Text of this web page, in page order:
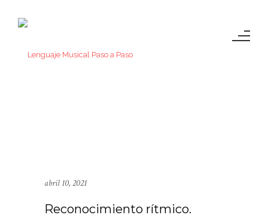
abril 10, 2021
Reconocimiento rítmico.